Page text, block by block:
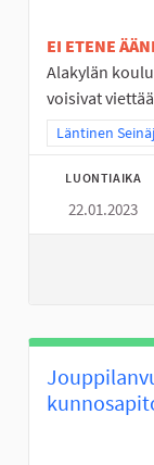
EI ETENE
Alakylän
voisivat
Rajaa tulokset
Läntinen
LUONTIAIKA
22.01.2023